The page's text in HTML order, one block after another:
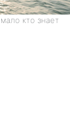
кто знает